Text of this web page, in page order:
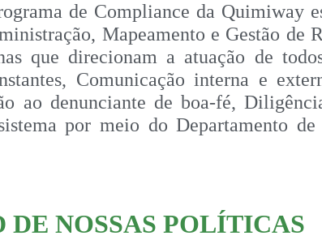
de Compliance da Quimiway
Mapeamento e Gestão de
que direcionam a atuação de
Comunicação interna e
ao denunciante de boa-fé,
por meio do Departamento
NOSSAS POLÍTICAS